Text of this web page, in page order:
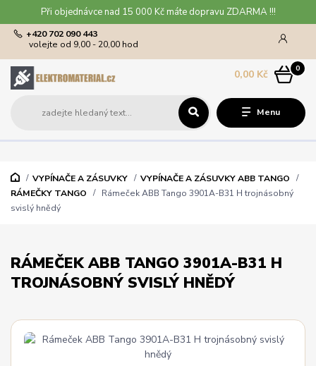
Při objednávce nad 15 000 Kč máte dopravu ZDARMA !!!
Menu
+420 702 090 443
volejte od 9,00 - 20,00 hod
0
0,00 Kč
VYPÍNAČE A ZÁSUVKY
VYPÍNAČE A ZÁSUVKY ABB TANGO
RÁMEČKY TANGO
Rámeček ABB Tango 3901A-B31 H trojnásobný
svislý hnědý
RÁMEČEK ABB TANGO 3901A-B31 H
TROJNÁSOBNÝ SVISLÝ HNĚDÝ